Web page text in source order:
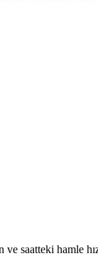
saatteki hamle